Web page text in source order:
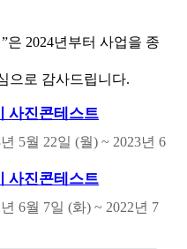
은 2024년부터 사업을 종
으로 감사드립니다.
사진콘테스트
5월 22일 (월) ~ 2023년 6
사진콘테스트
년 6월 7일 (화) ~ 2022년 7